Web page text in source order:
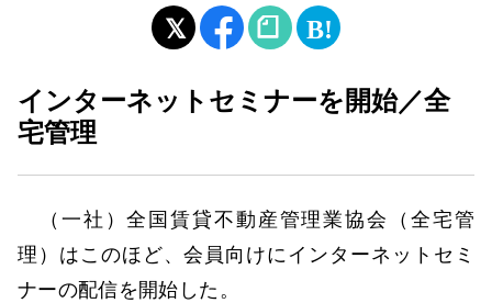
インターネットセミナーを開始／全
宅管理
（一社）全国賃貸不動産管理業協会（全宅管
理）はこのほど、会員向けにインターネットセミ
ナーの配信を開始した。